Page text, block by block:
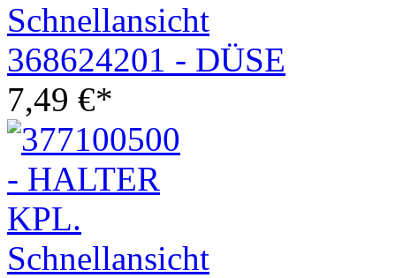
Schnellansicht
368624201 - DÜSE
7,49 €*
Schnellansicht